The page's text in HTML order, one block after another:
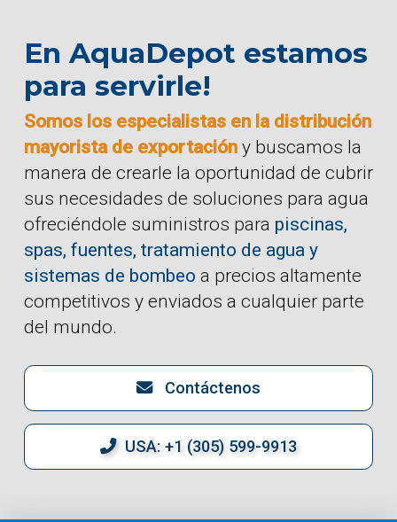
En AquaDepot estamos
para servirle!
Somos los especialistas en la distribución
mayorista de exportacióny buscamos la
manera de crearle la oportunidad de cubrir
sus necesidades de soluciones para agua
ofreciéndole suministros para piscinas,
spas, fuentes, tratamiento de agua y
sistemas de bombeo a precios altamente
competitivos y enviados a cualquier parte
del mundo.
Contáctenos
USA: +1 (305) 599-9913